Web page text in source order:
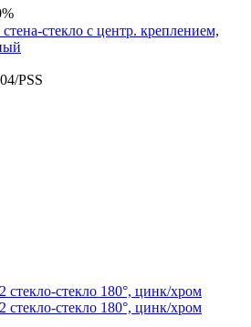
стекло с центр. креплением,
PSS